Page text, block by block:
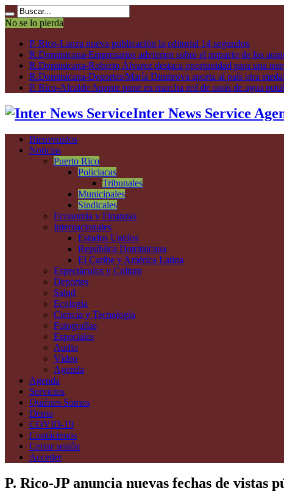
No se lo pierda
P. Rico-Lanza nueva publicación la editorial 14 segundos
R.Dominicana-Empresarios advierten sobre el impacto de los
R.Dominicana-Roberto Álvarez destaca oportunidad para una
R.Dominicana-Deportes/María Dimitrova aporta al país otra
P. Rico-Alcalde Aponte pone en marcha red de oasis de agua
Inter News Service
Bienvenidos
Noticias
Puerto Rico
Policiacas
Tribunales
Municipales
Sindicales
Economía y Finanzas
Internacionales
Estados Unidos
República Dominicana
El Caribe y América Latina
Espectáculos y Cultura
Deportes
Salud
Ecología
Ciencia y Tecnología
Fotografías
Especiales
Audio
Vídeo
Agenda
Agenda
Servicios
Quiénes Somos
Demo
COVID-19
Contáctenos
Cerrar sesión
Acceder
P. Rico-JP anuncia nuevas fechas de vistas